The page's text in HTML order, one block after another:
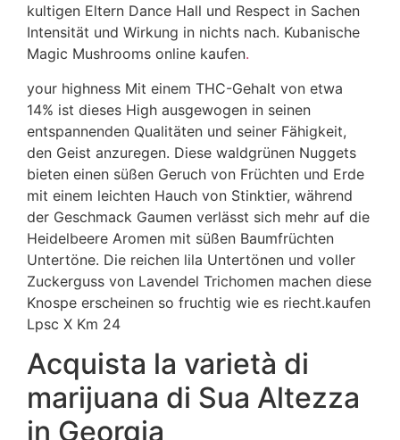
kultigen Eltern Dance Hall und Respect in Sachen
Intensität und Wirkung in nichts nach. Kubanische
Magic Mushrooms online kaufen.
your highness Mit einem THC-Gehalt von etwa
14% ist dieses High ausgewogen in seinen
entspannenden Qualitäten und seiner Fähigkeit,
den Geist anzuregen. Diese waldgrünen Nuggets
bieten einen süßen Geruch von Früchten und Erde
mit einem leichten Hauch von Stinktier, während
der Geschmack Gaumen verlässt sich mehr auf die
Heidelbeere Aromen mit süßen Baumfrüchten
Untertöne. Die reichen lila Untertönen und voller
Zuckerguss von Lavendel Trichomen machen diese
Knospe erscheinen so fruchtig wie es riecht.kaufen
Lpsc X Km 24
Acquista la varietà di
marijuana di Sua Altezza
in Georgia